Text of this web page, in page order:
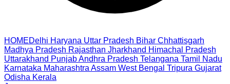
HOMEDelhi Haryana Uttar Pradesh Bihar Chhattisgarh
Madhya Pradesh Rajasthan Jharkhand Himachal Pradesh
Uttarakhand PunjabAndhra Pradesh Telangana Tamil Nadu
Karnataka Maharashtra Assam West Bengal Tripura Gujarat
Odisha Kerala